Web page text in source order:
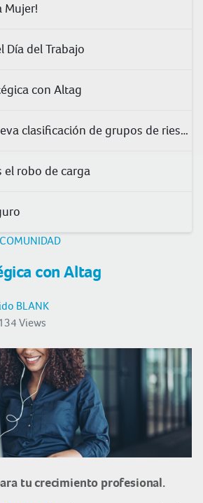
Mujer!
Día del Trabajo
con Altag
Seminario Nueva clasificación de grupos de riesgo para COVID-19 en trabajadores
el robo de carga
COMUNIDAD
con Altag
BLANK
Views
tu crecimiento profesional.